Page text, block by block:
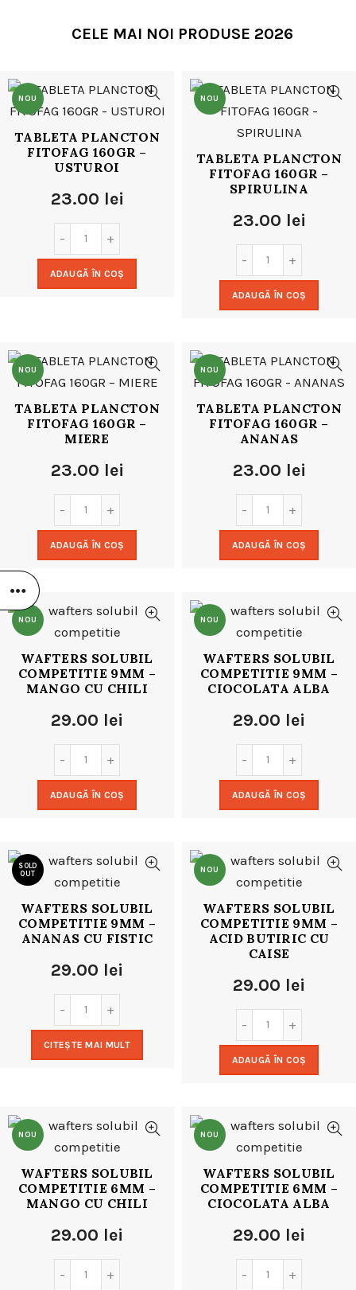
CELE MAI NOI PRODUSE 2026
NOU
TABLETA PLANCTON
FITOFAG 160GR –
USTUROI
23.00 lei
ADAUGĂ ÎN COȘ
NOU
TABLETA PLANCTON
FITOFAG 160GR –
SPIRULINA
23.00 lei
ADAUGĂ ÎN COȘ
NOU
TABLETA PLANCTON
FITOFAG 160GR –
MIERE
23.00 lei
ADAUGĂ ÎN COȘ
NOU
TABLETA PLANCTON
FITOFAG 160GR –
ANANAS
23.00 lei
ADAUGĂ ÎN COȘ
NOU
WAFTERS SOLUBIL
COMPETITIE 9MM –
MANGO CU CHILI
29.00 lei
ADAUGĂ ÎN COȘ
NOU
WAFTERS SOLUBIL
COMPETITIE 9MM –
CIOCOLATA ALBA
29.00 lei
ADAUGĂ ÎN COȘ
SOLD
OUT
NOU
WAFTERS SOLUBIL
COMPETITIE 9MM –
ANANAS CU FISTIC
29.00 lei
CITEȘTE MAI MULT
NOU
WAFTERS SOLUBIL
COMPETITIE 9MM –
ACID BUTIRIC CU
CAISE
29.00 lei
ADAUGĂ ÎN COȘ
NOU
WAFTERS SOLUBIL
COMPETITIE 6MM –
MANGO CU CHILI
29.00 lei
NOU
WAFTERS SOLUBIL
COMPETITIE 6MM –
CIOCOLATA ALBA
29.00 lei